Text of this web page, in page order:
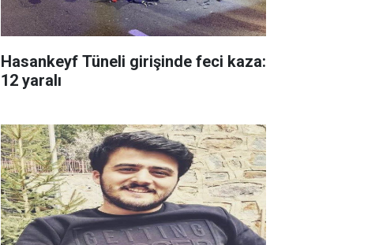
Hasankeyf Tüneli girişinde feci kaza:
12 yaralı